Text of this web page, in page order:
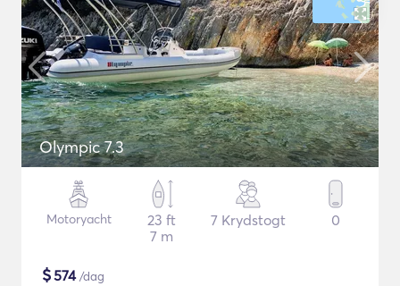
Olympic 7.3
Motoryacht
23 ft
7 m
7 Krydstogt 0
$574/dag